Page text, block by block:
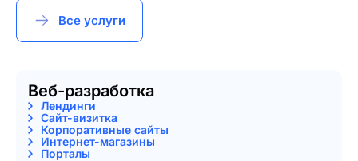
Все услуги
Веб-разработка
Лендинги
Сайт-визитка
Корпоративные сайты
Интернет-магазины
Порталы